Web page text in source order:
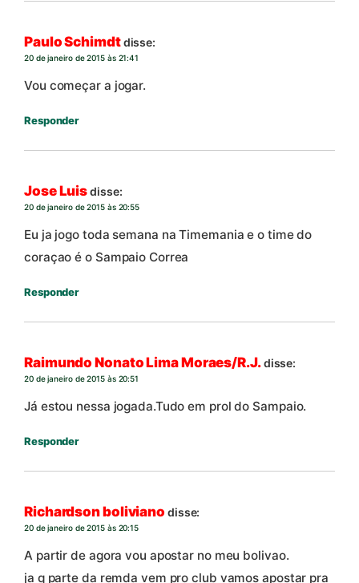
Paulo Schimdtdisse:
20 de janeiro de 2015 às 21:41
Vou começar a jogar.
Responder
Jose Luisdisse:
20 de janeiro de 2015 às 20:55
Eu ja jogo toda semana na Timemania e o time do
coraçao é o Sampaio Correa
Responder
Raimundo Nonato Lima Moraes/R.J.disse:
20 de janeiro de 2015 às 20:51
Já estou nessa jogada.Tudo em prol do Sampaio.
Responder
Richardson boliviano disse:
20 de janeiro de 2015 às 20:15
A partir de agora vou apostar no meu bolivao.
ja q parte da remda vem pro club vamos apostar pra